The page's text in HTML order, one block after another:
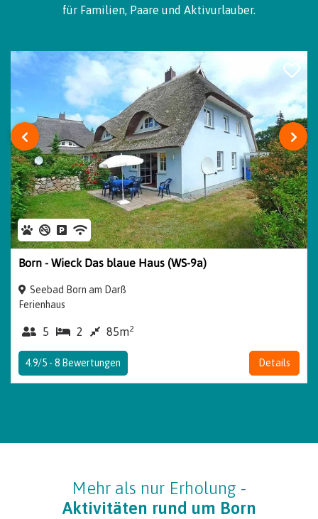
für Familien, Paare und Aktivurlauber.
Born - Wieck Das blaue Haus (WS-9a)
Seebad Born am Darß
Ferienhaus
5 2 85m2
Details
4.9/5 - 8 Bewertungen
‹ ›
Mehr als nur Erholung -
Aktivitäten rund um Born